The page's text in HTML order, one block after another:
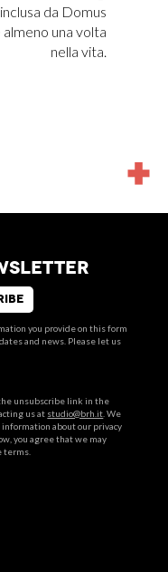
da Domus
una volta
nella vita.
you provide on this form
and news. Please let us
unsubscribe link in the
us at studio@brh.it . We
about our privacy
you agree that we may
terms.